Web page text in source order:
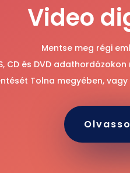
Video
Mentse meg régi
CD és DVD
Tolna megyében,